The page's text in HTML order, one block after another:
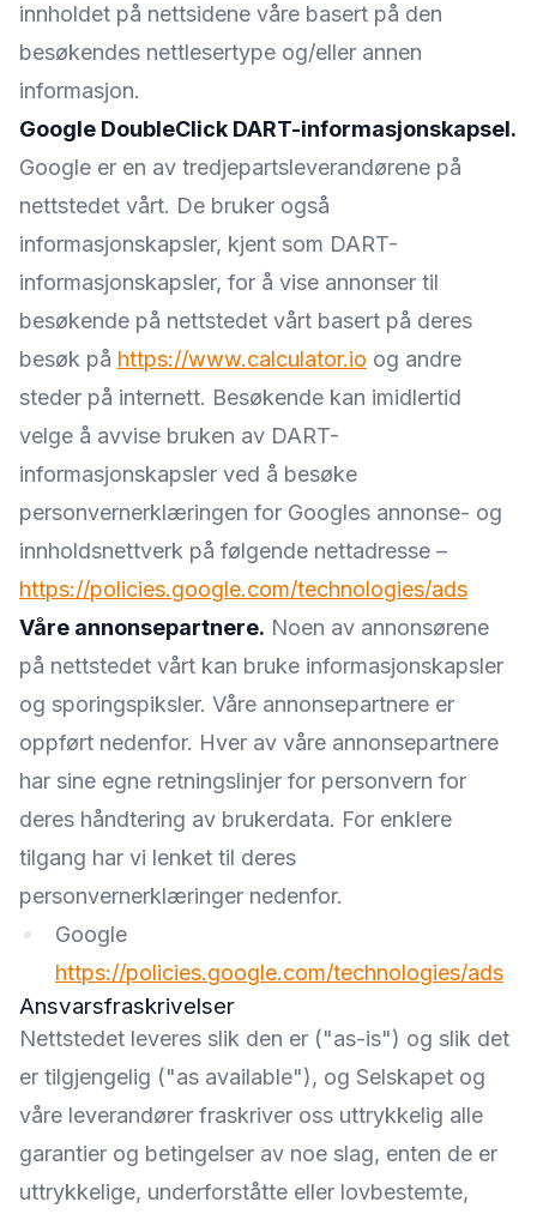
innholdet på nettsidene våre basert på den
besøkendes nettlesertype og/eller annen
informasjon.
Google DoubleClick DART-informasjonskapsel.
Google er en av tredjepartsleverandørene på
nettstedet vårt. De bruker også
informasjonskapsler, kjent som DART-
informasjonskapsler, for å vise annonser til
besøkende på nettstedet vårt basert på deres
besøk på https://www.calculator.io og andre
steder på internett. Besøkende kan imidlertid
velge å avvise bruken av DART-
informasjonskapsler ved å besøke
personvernerklæringen for Googles annonse- og
innholdsnettverk på følgende nettadresse –
https://policies.google.com/technologies/ads
Våre annonsepartnere. Noen av annonsørene
på nettstedet vårt kan bruke informasjonskapsler
og sporingspiksler. Våre annonsepartnere er
oppført nedenfor. Hver av våre annonsepartnere
har sine egne retningslinjer for personvern for
deres håndtering av brukerdata. For enklere
tilgang har vi lenket til deres
personvernerklæringer nedenfor.
Google
https://policies.google.com/technologies/ads
Ansvarsfraskrivelser
Nettstedet leveres slik den er ("as-is") og slik det
er tilgjengelig ("as available"), og Selskapet og
våre leverandører fraskriver oss uttrykkelig alle
garantier og betingelser av noe slag, enten de er
uttrykkelige, underforståtte eller lovbestemte,